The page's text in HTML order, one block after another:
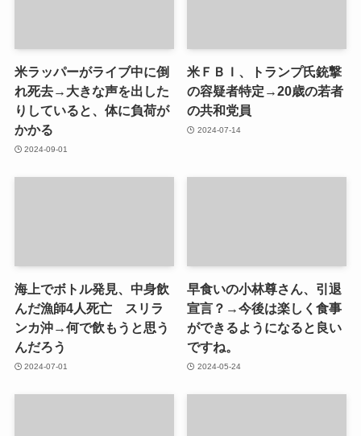
米ラッパーがライブ中に倒
れ死去→大きな声を出した
りしていると、体に負荷が
かかる
2024-09-01
米ＦＢＩ、トランプ氏銃撃
の容疑者特定→20歳の若者
の共和党員
2024-07-14
海上でボトル発見、中身飲
んだ漁師4人死亡 スリラ
ンカ沖→何で飲もうと思う
んだろう
2024-07-01
早食いの小林尊さん、引退
宣言？→今後は楽しく食事
ができるようになると良い
ですね。
2024-05-24